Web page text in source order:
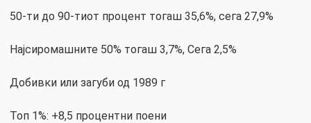
50-ти до 90-тиот процент тогаш 35,6%, сега 27,9%
Најсиромашните 50% тогаш 3,7%, Сега 2,5%
Добивки или загуби од 1989 г
Топ 1%: +8,5 процентни поени